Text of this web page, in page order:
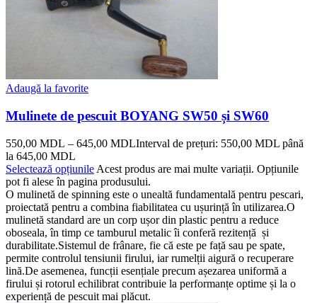
Adaugă la favorite
Mulinete de pescuit BOYANG SW50 și SW60
550,00 MDL – 645,00 MDLInterval de prețuri: 550,00 MDL până
la 645,00 MDL
Selectează opțiunile Acest produs are mai multe variații. Opțiunile
pot fi alese în pagina produsului.
O mulinetă de spinning este o unealtă fundamentală pentru pescari,
proiectată pentru a combina fiabilitatea cu ușurință în utilizarea.O
mulinetă standard are un corp ușor din plastic pentru a reduce
oboseala, în timp ce tamburul metalic îi conferă rezitență și
durabilitate.Sistemul de frânare, fie că este pe față sau pe spate,
permite controlul tensiunii firului, iar rumelții aigură o recuperare
lină.De asemenea, funcții esențiale precum așezarea uniformă a
firului și rotorul echilibrat contribuie la performanțe optime și la o
experiență de pescuit mai plăcut.